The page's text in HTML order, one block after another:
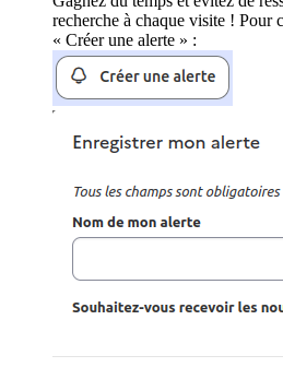
recherche à chaque visite ! Pour
« Créer une alerte » :